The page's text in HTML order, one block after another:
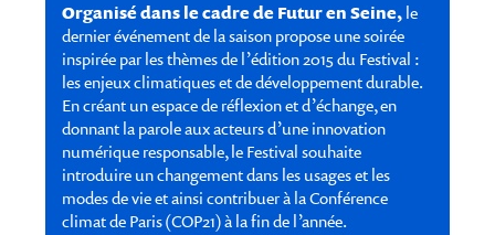
Organisé dans le cadre de Futur en Seine,le
dernier événement de la saison propose une soirée
inspirée par les thèmes de l’édition 2015 du Festival :
les enjeux climatiques et de développement durable.
En créant un espace de réflexion et d’échange, en
donnant la parole aux acteurs d’une innovation
numérique responsable, le Festival souhaite
introduire un changement dans les usages et les
modes de vie et ainsi contribuer à la Conférence
climat de Paris (COP21) à la fin de l’année.